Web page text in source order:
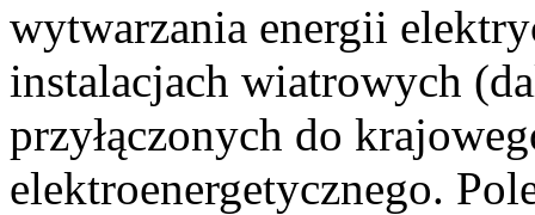
wytwarzania energii
instalacjach wiatrowych
przyłączonych do
elektroenergetycznego.